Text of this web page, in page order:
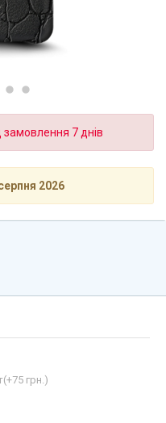
замовлення 7 днів
2026
75 грн.)